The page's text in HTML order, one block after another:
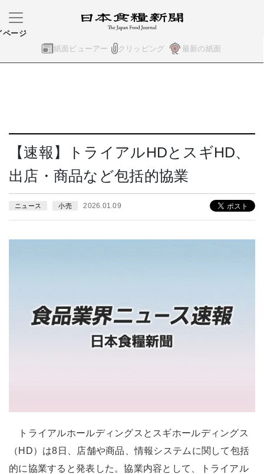
紙面ビューアー クリッピング 最新の紙面
ページ
【速報】トライアルHDとスギHD、
出店・商品など包括的協業
ニュース 小売 2026.01.09
トライアルホールディングスとスギホールディングス
（HD）は8日、店舗や商品、情報システムに関して包括
的に協業すると発表した。協業内容として、トライアル